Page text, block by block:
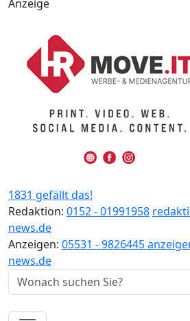
Anzeige
1831 gefällt das!
Redaktion: 0152 - 01991958
news.de
Anzeigen: 05531 - 9826445
news.de